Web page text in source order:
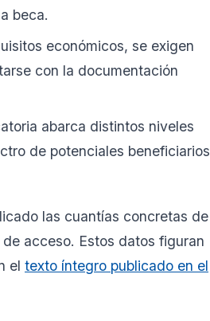
beca.
económicos, se exigen
con la documentación
abarca distintos niveles
de potenciales beneficiarios
las cuantías concretas de
acceso. Estos datos figuran
el texto íntegro publicado en el